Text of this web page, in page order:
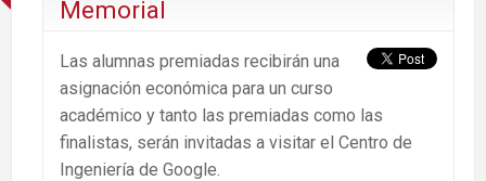
Memorial
Las alumnas premiadas recibirán una
asignación económica para un curso
académico y tanto las premiadas como las
finalistas, serán invitadas a visitar el Centro de
Ingeniería de Google.